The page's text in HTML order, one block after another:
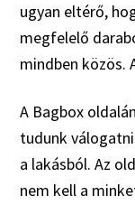
ugyan eltérő,
megfelelő
mindben közös.
A Bagbox
tudunk
a lakásból. Az
nem kell a